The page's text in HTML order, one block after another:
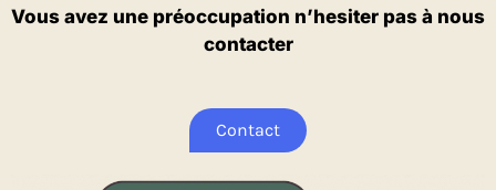
Vous avez une préoccupation n’hesiter pas à nous
contacter
Contact